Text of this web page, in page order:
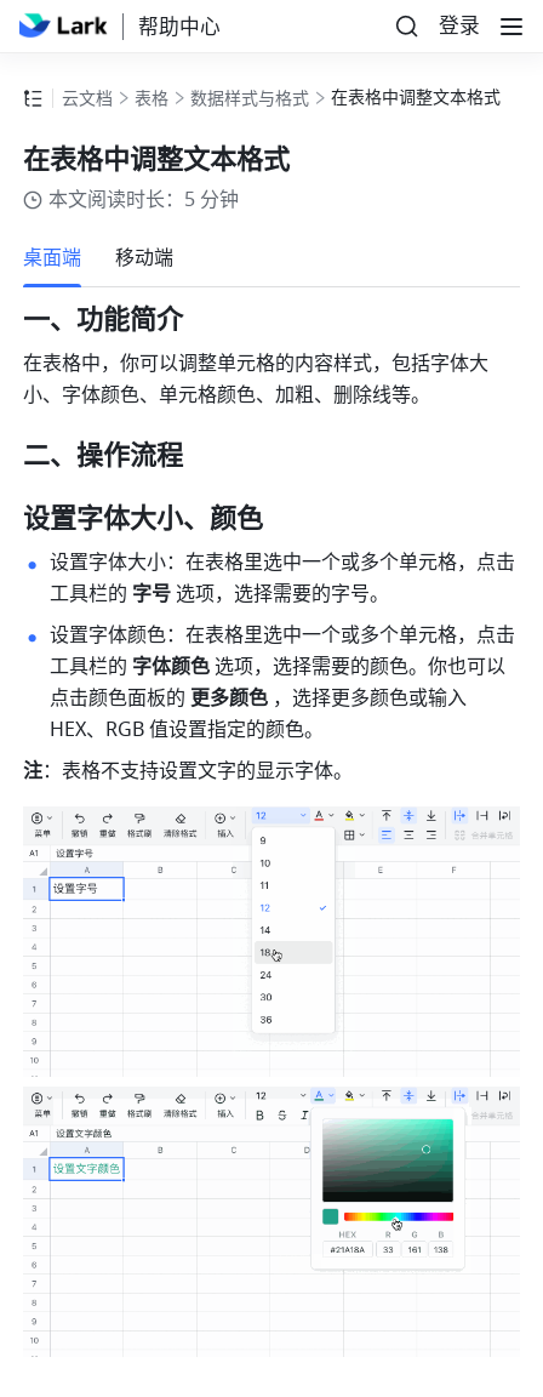
帮助中心 登录
云文档 表格 数据样式与格式 在表格中调整文本格式
在表格中调整文本格式
本文阅读时长：5 分钟
桌面端
移动端
一、功能简介
在表格中，你可以调整单元格的内容样式，包括字体大
小、字体颜色、单元格颜色、加粗、删除线等。
二、操作流程
设置字体大小、颜色
设置字体大小：在表格里选中一个或多个单元格，点击
工具栏的 字号 选项，选择需要的字号。
设置字体颜色：在表格里选中一个或多个单元格，点击
工具栏的 字体颜色 选项，选择需要的颜色。你也可以
点击颜色面板的 更多颜色 ，选择更多颜色或输入
HEX、RGB 值设置指定的颜色。
注：表格不支持设置文字的显示字体。